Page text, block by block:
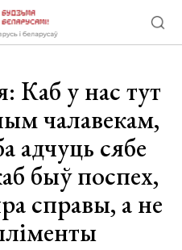
Каб у нас тут
чалавекам,
адчуць сябе
быў поспех,
справы, а не